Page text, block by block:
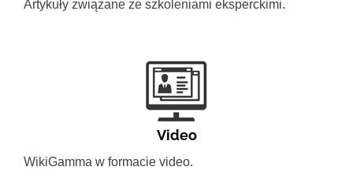
Artykuły związane ze szkoleniami eksperckimi.
Video
WikiGamma w formacie video.